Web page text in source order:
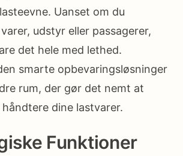
Uanset om du
udstyr eller passagerer,
det hele med lethed.
smarte opbevaringsløsninger
rum, der gør det nemt at
dine lastvarer.
Funktioner